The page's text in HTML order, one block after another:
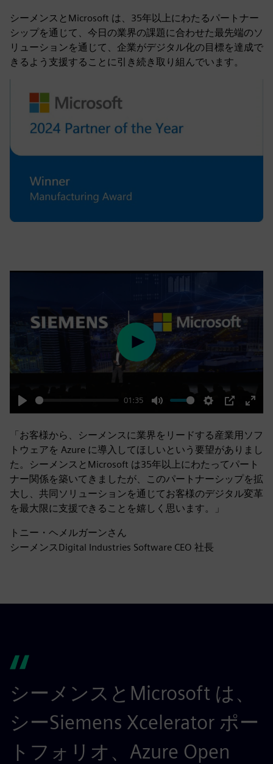
シーメンスとMicrosoft は、35年以上にわたるパートナー
シップを通じて、今日の業界の課題に合わせた最先端のソ
リューションを通じて、企業がデジタル化の目標を達成で
きるよう支援することに引き続き取り組んでいます。
Play
01:35
Mute Settings
PIP
Enter
Play
「お客様から、シーメンスに業界をリードする産業用ソフ
トウェアを Azure に導入してほしいという要望がありまし
た。シーメンスとMicrosoft は35年以上にわたってパート
ナー関係を築いてきましたが、このパートナーシップを拡
大し、共同ソリューションを通じてお客様のデジタル変革
を最大限に支援できることを嬉しく思います。」
トニー・ヘメルガーンさん
シーメンスDigital Industries Software CEO 社長
シーメンスとMicrosoft は、
シーSiemens Xcelerator ポー
トフォリオ、Azure Open